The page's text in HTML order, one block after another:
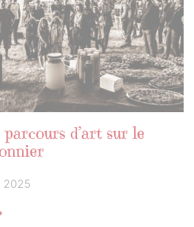
d’art sur le
2025